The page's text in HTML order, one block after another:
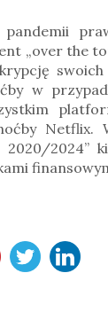
pandemii
„over the
w
Netflix.
2024”